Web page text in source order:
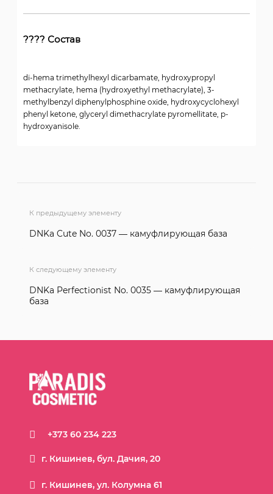
???? Состав
di-hema trimethylhexyl dicarbamate, hydroxypropyl
methacrylate, hema (hydroxyethyl methacrylate), 3-
methylbenzyl diphenylphosphine oxide, hydroxycyclohexyl
phenyl ketone, glyceryl dimethacrylate pyromellitate, p-
hydroxyanisole.
К предыдущему элементу
DNKa Cute No. 0037 — камуфлирующая база
К следующему элементу
DNKa Perfectionist No. 0035 — камуфлирующая
база
г. Кишинев, ул. Колумна 61
+373 60 234 223
г. Кишинев, бул. Дачия, 20